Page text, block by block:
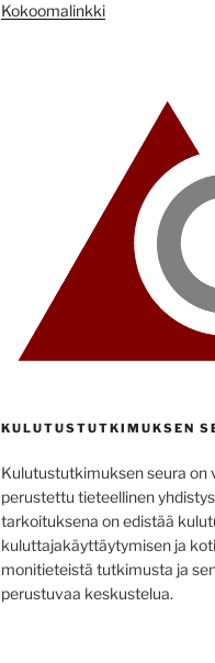
Kokoomalinkki
KULUTUSTUTKIMUKSEN
Kulutustutkimuksen seura on
perustettu tieteellinen
tarkoituksena on edistää
kuluttajakäyttäytymisen ja
monitieteistä tutkimusta ja
perustuvaa keskustelua.